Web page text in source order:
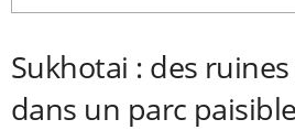
Sukhotai : des
dans un parc paisible